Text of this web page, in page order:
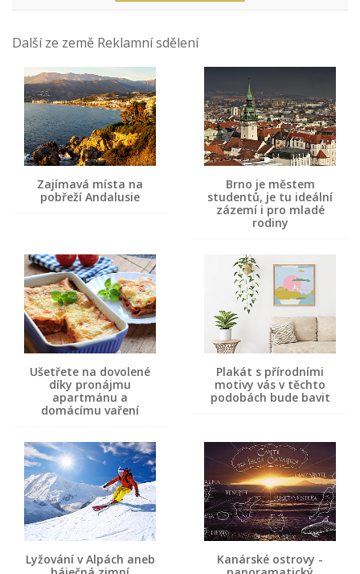
Další ze země Reklamní sdělení
Zajímavá místa na
pobřeží Andalusie
Brno je městem
studentů, je tu ideální
zázemí i pro mladé
rodiny
Ušetřete na dovolené
díky pronájmu
apartmánu a
domácímu vaření
Plakát s přírodními
motivy vás v těchto
podobách bude bavit
Lyžování v Alpách aneb
Kanárské ostrovy -